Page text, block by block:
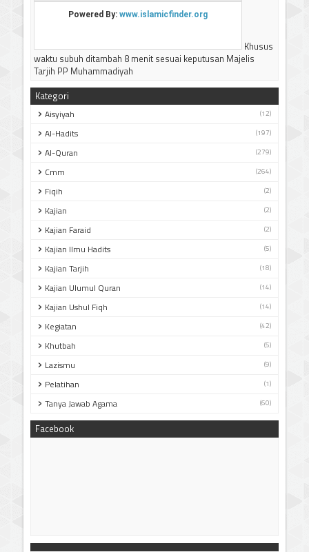
Khusus
waktu subuh ditambah 8 menit sesuai keputusan Majelis
Tarjih PP Muhammadiyah
Kategori
Aisyiyah (12)
Al-Hadits (197)
Al-Quran (279)
Cmm (264)
Fiqih (2)
Kajian (2)
Kajian Faraid (2)
Kajian Ilmu Hadits (5)
Kajian Tarjih (18)
Kajian Ulumul Quran (14)
Kajian Ushul Fiqh (14)
Kegiatan (42)
Khutbah (5)
Lazismu (9)
Pelatihan (1)
Tanya Jawab Agama (60)
Facebook